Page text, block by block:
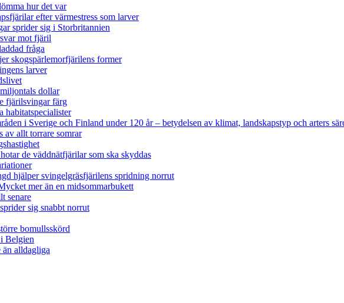
hur det var
efter värmestress som larver
sprider sig i Storbritannien
mot fjäril
fråga
skogspärlemorfjärilens former
larver
dollar
fjärilsvingar färg
habitatspecialister
i Sverige och Finland under 120 år– betydelsen av klimat, landskapstyp och arters
av allt torrare somrar
de väddnätfjärilar som ska skyddas
hjälper svingelgräsfjärilens spridning norrut
mer än en midsommarbukett
senare
sig snabbt norrut
bomullsskörd
Belgien
alldagliga